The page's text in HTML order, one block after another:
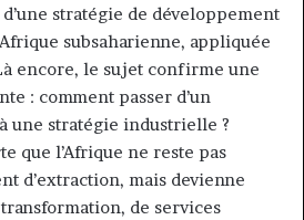
stratégie de développement
subsaharienne, appliquée
encore, le sujet confirme une
: comment passer d’un
une stratégie industrielle ?
que l’Afrique ne reste pas
d’extraction, mais devienne
de services